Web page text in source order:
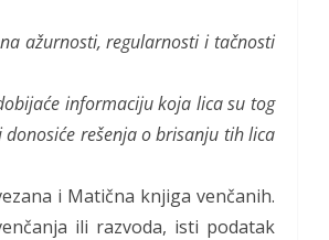
ažurnosti, regularnosti i tačnosti
informaciju koja lica su tog
rešenja o brisanju tih lica
i Matična knjiga venčanih.
ili razvoda, isti podatak